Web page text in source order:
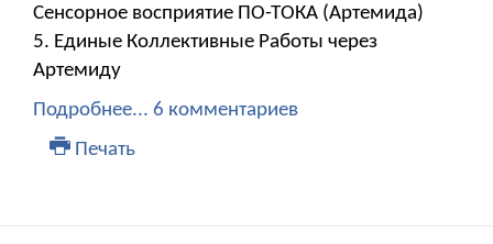
Сенсорное восприятие ПО-ТОКА (Артемида)
5. Единые Коллективные Работы через
Артемиду
Подробнее... 6 комментариев
Печать